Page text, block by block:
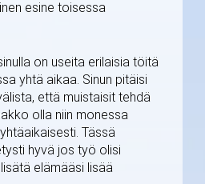
esine toisessa
on useita erilaisia töitä
yhtä aikaa. Sinun pitäisi
että muistaisit tehdä
olla niin monessa
Tässä
hyvä jos työ olisi
elämääsi lisää